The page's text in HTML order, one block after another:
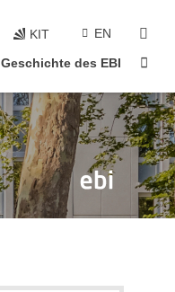
KIT EN
Geschichte des EBI